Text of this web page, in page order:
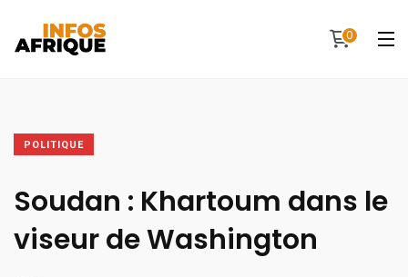
0
POLITIQUE
Soudan : Khartoum dans le
viseur de Washington